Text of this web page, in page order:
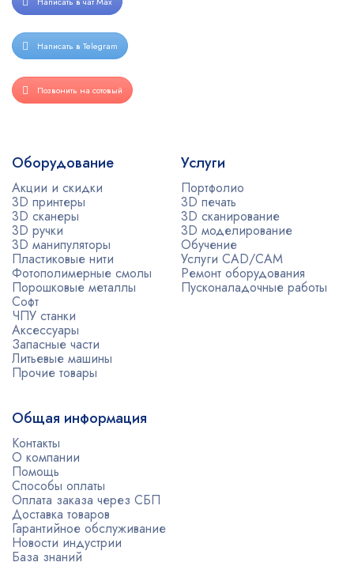
Написать в Telegram
Позвонить на сотовый
Оборудование
Акции и скидки
3D принтеры
3D сканеры
3D ручки
3D манипуляторы
Пластиковые нити
Фотополимерные смолы
Порошковые металлы
Софт
ЧПУ станки
Аксессуары
Запасные части
Литьевые машины
Прочие товары
Услуги
Портфолио
3D печать
3D сканирование
3D моделирование
Обучение
Услуги CAD/CAM
Ремонт оборудования
Пусконаладочные работы
Общая информация
Контакты
О компании
Помощь
Способы оплаты
Оплата заказа через СБП
Доставка товаров
Гарантийное обслуживание
Новости индустрии
База знаний